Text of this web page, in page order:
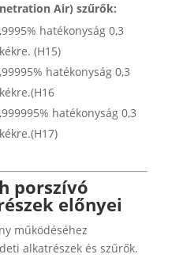
Air) szűrők:
hatékonyság 0,3
(H15)
hatékonyság 0,3
hatékonyság 0,3
porszívó
előnyei
működéséhez
alkatrészek és szűrők.